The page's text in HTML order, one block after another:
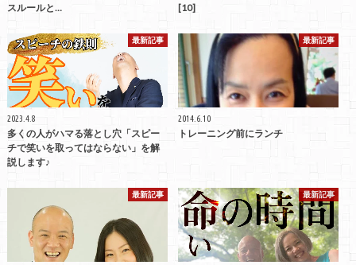
スルールと…
[10]
最新記事
2023.4.8
多くの人がハマる落とし穴「スピー
チで笑いを取ってはならない」を解
説します♪
最新記事
2014.6.10
トレーニング前にランチ
最新記事 最新記事